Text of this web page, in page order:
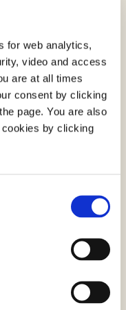
for web analytics,
video and access
are at all times
consent by clicking
page. You are also
by clicking
og
er en delmængde
eller lokal
sådanne